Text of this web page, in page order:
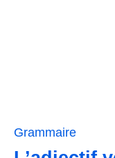
Grammaire